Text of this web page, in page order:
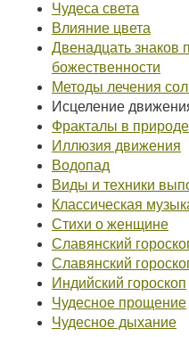
Чудеса света
Влияние цвета
Двенадцать знаков
божественности
Методы лечения
Исцеление
Фракталы в природе
Иллюзия движения
Водопад
Виды и техники
Классическая
Стихи о женщине
Славянский
Славянский
Индийский гороскоп
Чудесное прощение
Чудесное дыхание